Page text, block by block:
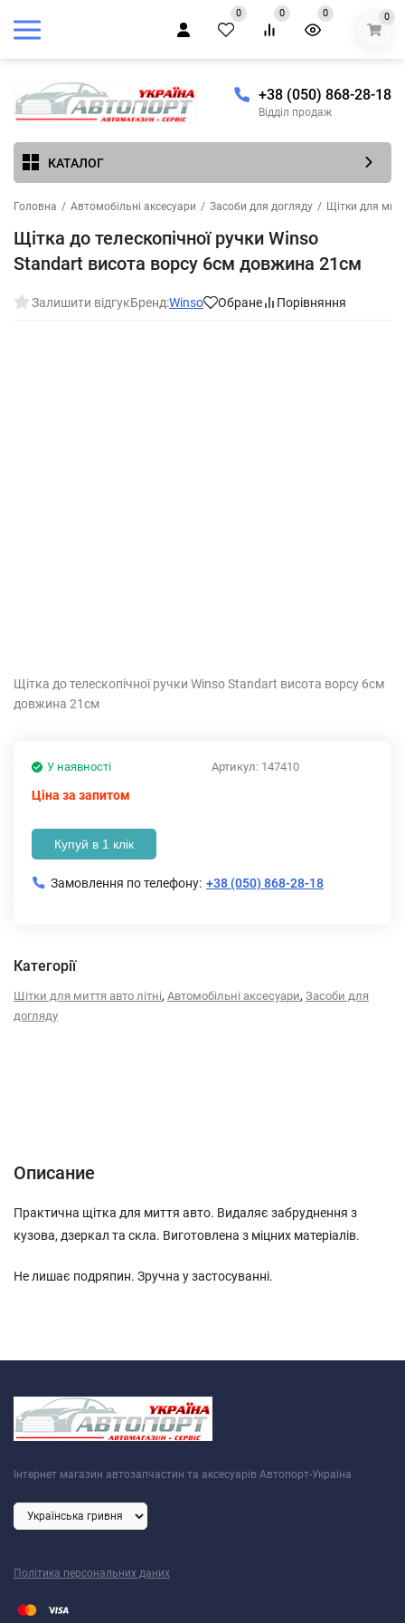
0 0 0 0
+38 (050) 868-28-18
Відділ продаж
КАТАЛОГ
Головна / Автомобільні аксесуари / Засоби для догляду / Щітки для
Щітка до телескопічної ручки Winso
Standart висота ворсу 6см довжина 21см
Залишити відгукБренд:Winso Обране Порівняння
Щітка до телескопічної ручки Winso Standart висота ворсу 6см
довжина 21см
Артикул: 147410
У наявності
Ціна за запитом
Купуй в 1 клік
Замовлення по телефону: +38 (050) 868-28-18
Категорії
Щітки для миття авто літні, Автомобільні аксесуари, Засоби для
догляду
Описание
Практична щітка для миття авто. Видаляє забруднення з
кузова, дзеркал та скла. Виготовлена з міцних матеріалів.
Не лишає подряпин. Зручна у застосуванні.
Інтернет магазин автозапчастин та аксесуарів Автопорт-Україна
Політика персональних даних